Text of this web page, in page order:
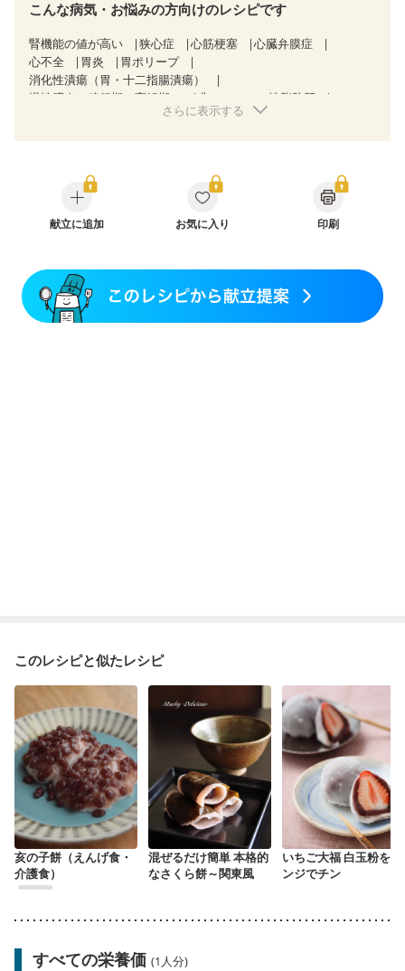
こんな病気・お悩みの方向けのレシピです
腎機能の値が高い 狭心症 心筋梗塞
心臓弁膜症
心不全
胃炎
胃ポリープ
消化性潰瘍（胃・十二指腸潰瘍）
慢性膵炎（移行期・寛解期）
非アルコール性脂肪肝
過敏性腸症候群（IBS）
乳がん治療を終えた方・経過観察中の方など
胃がん（抗がん剤治療中）
胃がん治療を終えた方・経過観察中の方
飲み込みにくい
妊娠中(初期)
妊婦健診・体重増加が気になる（初期）
妊婦健診・血圧が気になる（初期）
さらに表示する
献立に追加 お気に入り 印刷
このレシピと似たレシピ
亥の子餅（えんげ食・
介護食）
混ぜるだけ簡単 本格的
なさくら餅～関東風
いちご大福 白玉粉をレ
ンジでチン
すべての栄養価 (1人分)